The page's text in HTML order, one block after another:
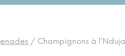
/ Champignons à l’Nduja